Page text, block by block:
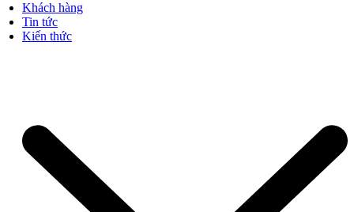
Khách hàng
Tin tức
Kiến thức